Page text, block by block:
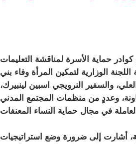
حماية الأسرة لمناقشة التعليمات
اللجنة الوزارية لتمكين المرأة وفاء بني
والسفير النرويجي اسبين لينبيرك،
وعددٍ من منظمات المجتمع المدني
أشارت إلى ضرورة وضع استراتيجيات